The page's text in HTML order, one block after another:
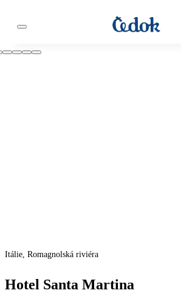
Itálie, Romagnolská riviéra
Hotel Santa Martina